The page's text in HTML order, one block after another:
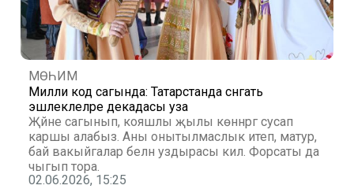
МӨҺИМ
Милли код сагында: Татарстанда сәнгать
эшлеклеләре декадасы уза
Җәйне сагынып, кояшлы җылы көннәргә сусап
каршы алабыз. Аны онытылмаслык итеп, матур,
бай вакыйгалар белән уздырасы килә. Форсаты да
чыгып тора.
02.06.2026, 15:25